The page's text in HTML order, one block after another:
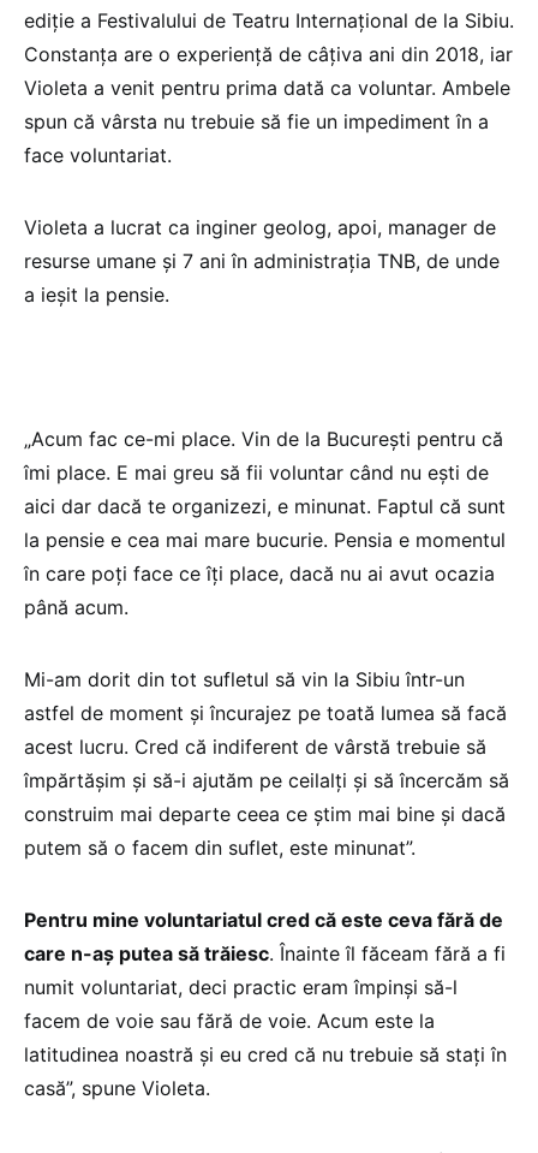
ediție a Festivalului de Teatru Internațional de la Sibiu.
Constanța are o experiență de câțiva ani din 2018, iar
Violeta a venit pentru prima dată ca voluntar. Ambele
spun că vârsta nu trebuie să fie un impediment în a
face voluntariat.
Violeta a lucrat ca inginer geolog, apoi, manager de
resurse umane și 7 ani în administrația TNB, de unde
a ieșit la pensie.
„Acum fac ce-mi place. Vin de la București pentru că
îmi place. E mai greu să fii voluntar când nu ești de
aici dar dacă te organizezi, e minunat. Faptul că sunt
la pensie e cea mai mare bucurie. Pensia e momentul
în care poți face ce îți place, dacă nu ai avut ocazia
până acum.
Mi-am dorit din tot sufletul să vin la Sibiu într-un
astfel de moment și încurajez pe toată lumea să facă
acest lucru. Cred că indiferent de vârstă trebuie să
împărtășim și să-i ajutăm pe ceilalți și să încercăm să
construim mai departe ceea ce știm mai bine și dacă
putem să o facem din suflet, este minunat”.
Pentru mine voluntariatul cred că este ceva fără de
care n-aș putea să trăiesc. Înainte îl făceam fără a fi
numit voluntariat, deci practic eram împinși să-l
facem de voie sau fără de voie. Acum este la
latitudinea noastră și eu cred că nu trebuie să stați în
casă”, spune Violeta.